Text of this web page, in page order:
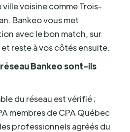
voisine comme Trois-
Bankeo vous met
avec le bon match, sur
reste à vos côtés ensuite.
Bankeo sont-ils
du réseau est vérifié ;
membres de CPA Québec
professionnels agréés du